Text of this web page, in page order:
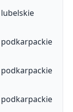
lubelskie
podkarpackie
podkarpackie
podkarpackie